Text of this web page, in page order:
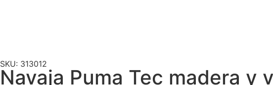
SKU: 313012
Navaja Puma Tec madera y